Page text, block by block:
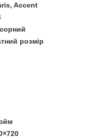
Accent
розмір